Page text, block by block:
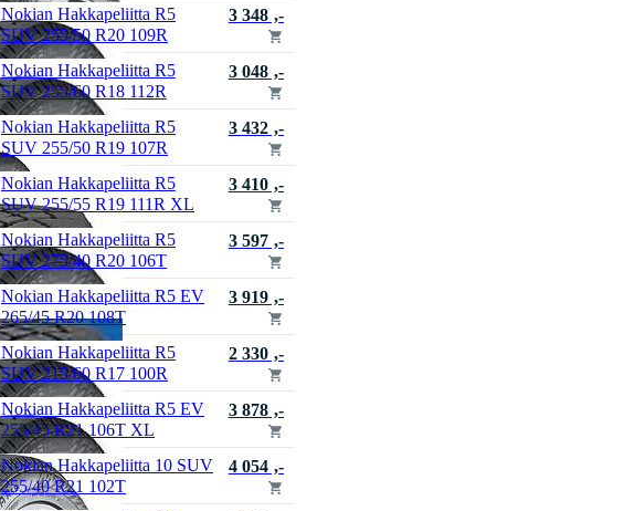
Nokian Hakkapeliitta R5
SUV 255/50 R20 109R
3 348 ,-
Nokian Hakkapeliitta R5
SUV 255/60 R18 112R
3 048 ,-
Nokian Hakkapeliitta R5
SUV 255/50 R19 107R
3 432 ,-
Nokian Hakkapeliitta R5
SUV 255/55 R19 111R XL
3 410 ,-
Nokian Hakkapeliitta R5
SUV 275/40 R20 106T
3 597 ,-
Nokian Hakkapeliitta R5 EV
265/45 R20 108T
3 919 ,-
Nokian Hakkapeliitta R5
SUV 215/60 R17 100R
2 330 ,-
Nokian Hakkapeliitta R5 EV
255/45 R21 106T XL
3 878 ,-
Nokian Hakkapeliitta 10 SUV
255/40 R21 102T
4 054 ,-